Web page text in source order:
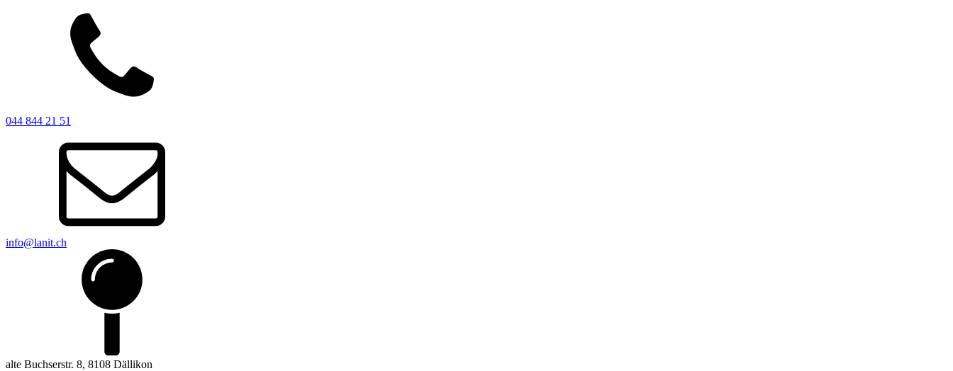
044 844 21 51
info@lanit.ch
alte Buchserstr. 8, 8108 Dällikon